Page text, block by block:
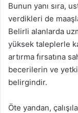
Bunun yanı sıra,
verdikleri de
Belirli alanlarda
yüksek taleplerle
artırma fırsatına
becerilerin ve
belirgindir.
Öte yandan,